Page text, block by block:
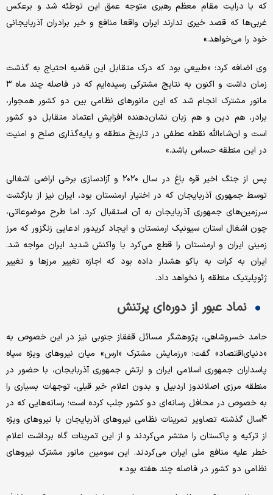
که با درایت مقام معظم رهبری متوجه عمق این توطئه شد و برعکس
غربی‌‌ها که قصد خیری ندارند ایران واقعا منافع و خیر برادران آذربایجانی
خود را می‌‌خواهد.»
وی اضافه کرد: «طبیعی بود که درک متقابل این قضیه احتیاج به گذشت
زمان داشت و اکنون به نتایج مشترکی رسیده‌‌ایم که در فاصله چند ماه ۳
مانور مشترک انجام شد که این مانورهای نظامی بین دو کشور همجوار،
برادر، هم دین و هم زبان نشان‌دهنده افزایش اعتماد متقابل دو کشور
است و ان‌‌شاءالله نقطه عطفی در تاریخ منطقه و پایه‌‌گذاری صلح و امنیت
در این منطقه حساس باشد.»
پس از جنگ اخیر قره باغ در سال ۲۰۲۰ و آزادسازی برخی اراضی اشغالی
توسط جمهوری آذربایجان که در اختیار ارمنستان بود، ایران نیز از بازگشت
سرزمین‌‌های جمهوری آذربایجان به آن استقبال کرد. اما طرح موضوعاتی،
چون اشغال استان سیونیک ارمنستان و ایجاد کریدور ادعایی زنگزور که مرز
زمینی ایران و ارمنستان را قطع می‌‌کرد با واکنش شدید ایران مواجه شد.
ایران به کرات به باکو هشدار داده بود که اجازه تغییر مرز‌‌ها و تغییر
ژئوپلیتیک منطقه را نخواهد داد.
نماد عبور از دوره‌‌ای پرتنش
حامد خسروشاهی، پژوهشگر مسائل قفقاز جنوبی نیز در این خصوص به
«دنیای‌اقتصاد» گفت: «رزمایش مشترک «ارس» میان نیروهای ویژه سپاه
پاسداران جمهوری اسلامی ایران و ارتش جمهوری آذربایجان، با حضور در
منطقه مرزی اصلاندوز اردبیل و بدون اعلام خبر قبلی، توجهات بسیاری را
به خصوص در محافل رسانه‌‌ای دو کشور جلب کرده است؛ رسانه‌‌هایی که در
4سال گذشته تصاویر تمرینات نظامی نیروهای آذربایجان با نیروهای ویژه
از ترکیه و پاکستان را منتشر می‌‌کردند و از این تمرینات گاه برداشت اعلام
خطر علیه منافع ملی ایران می‌‌کردند. این سومین مانور مشترک نیروهای
نظامی دو کشور در فاصله چند هفته بود.»